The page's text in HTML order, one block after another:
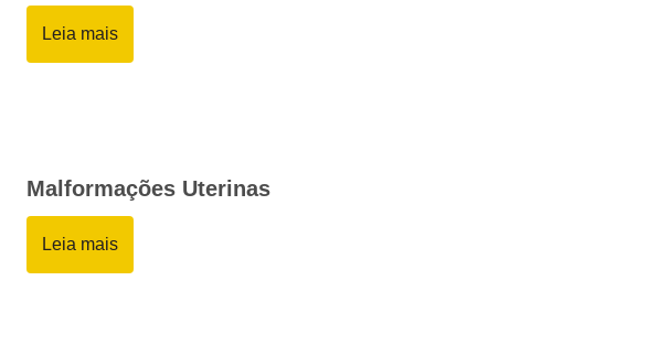
Leia mais
Malformações Uterinas
Leia mais